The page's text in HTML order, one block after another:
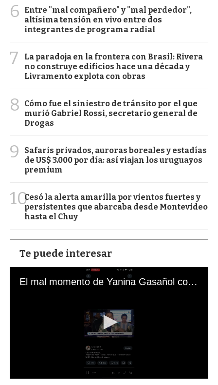
6
Entre "mal compañero" y "mal perdedor",
altísima tensión en vivo entre dos
integrantes de programa radial
7
La paradoja en la frontera con Brasil: Rivera
no construye edificios hace una década y
Livramento explota con obras
8
Cómo fue el siniestro de tránsito por el que
murió Gabriel Rossi, secretario general de
Drogas
9
Safaris privados, auroras boreales y estadías
de US$ 3.000 por día: así viajan los uruguayos
premium
10Cesó la alerta amarilla por vientos fuertes y
persistentes que abarcaba desde Montevideo
hasta el Chuy
Te puede interesar
El mal momento de Yanina Gasañol con un hincha argentino en "Subrayado"